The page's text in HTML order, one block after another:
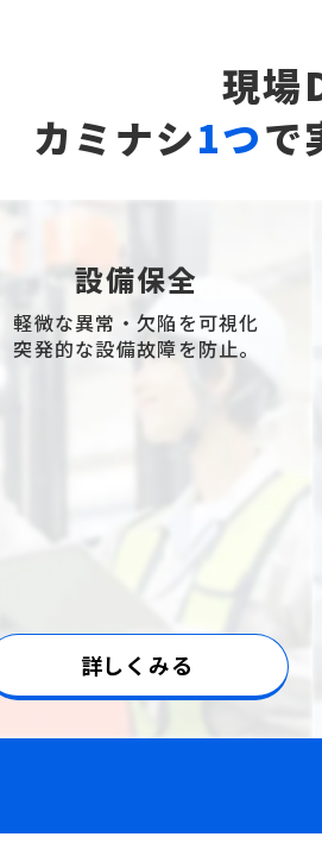
現場
カミナシ1つで
設備保全
軽微な異常・欠陥を可視化
突発的な設備故障を防止。
詳しくみる